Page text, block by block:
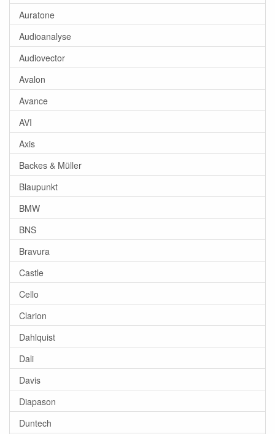
Auratone
Audioanalyse
Audiovector
Avalon
Avance
AVI
Axis
Backes & Müller
Blaupunkt
BMW
BNS
Bravura
Castle
Cello
Clarion
Dahlquist
Dali
Davis
Diapason
Duntech